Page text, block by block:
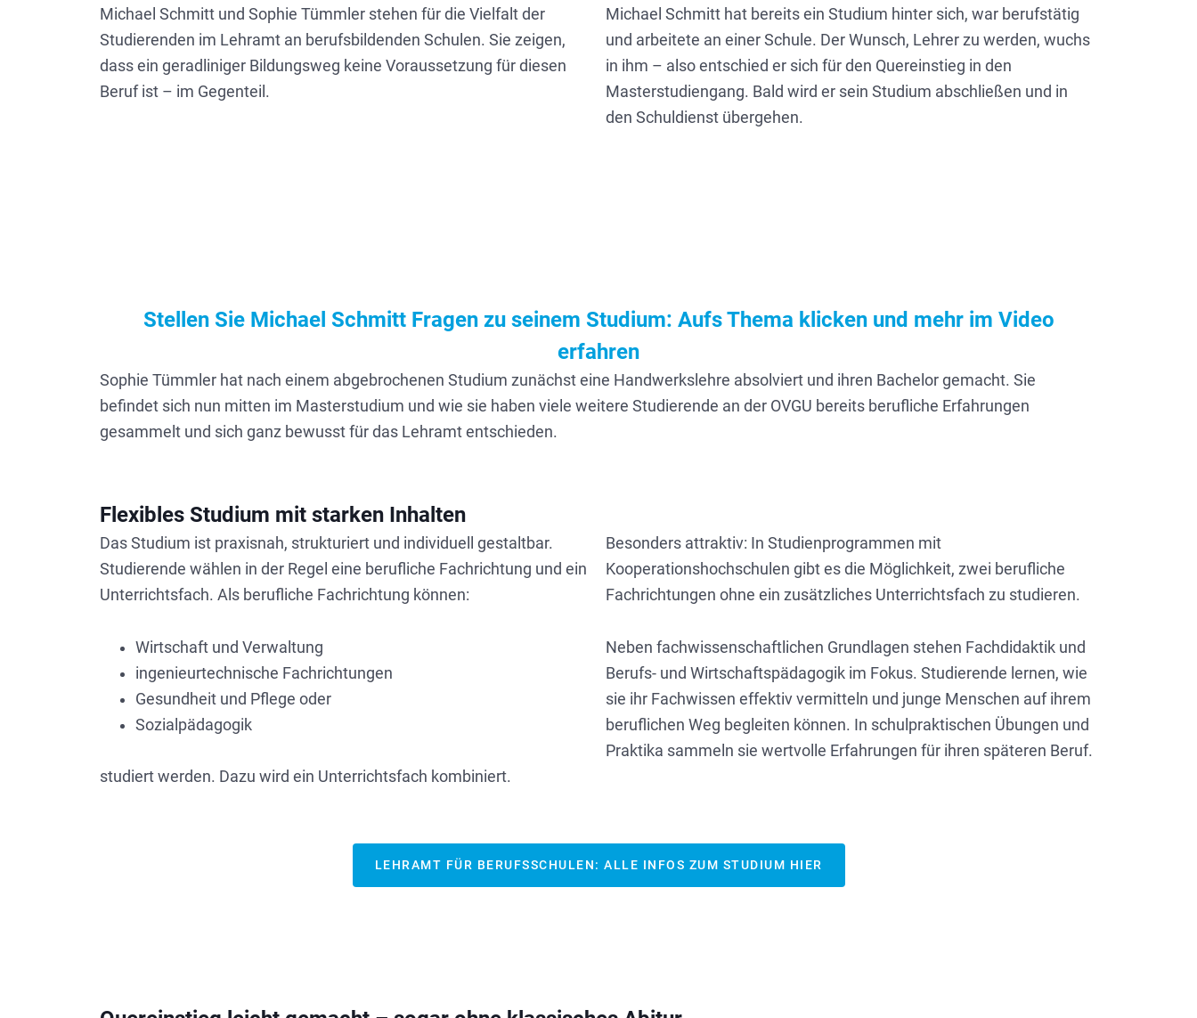
Michael Schmitt und Sophie Tümmler stehen für die Vielfalt der
Studierenden im Lehramt an berufsbildenden Schulen. Sie zeigen,
dass ein geradliniger Bildungsweg keine Voraussetzung für diesen
Beruf ist – im Gegenteil.
Michael Schmitt hat bereits ein Studium hinter sich, war berufstätig
und arbeitete an einer Schule. Der Wunsch, Lehrer zu werden, wuchs
in ihm – also entschied er sich für den Quereinstieg in den
Masterstudiengang. Bald wird er sein Studium abschließen und in
den Schuldienst übergehen.
Stellen Sie Michael Schmitt Fragen zu seinem Studium: Aufs Thema klicken und mehr im Video
erfahren
Sophie Tümmler hat nach einem abgebrochenen Studium zunächst eine Handwerkslehre absolviert und ihren Bachelor gemacht. Sie
befindet sich nun mitten im Masterstudium und wie sie haben viele weitere Studierende an der OVGU bereits berufliche Erfahrungen
gesammelt und sich ganz bewusst für das Lehramt entschieden.
Flexibles Studium mit starken Inhalten
Das Studium ist praxisnah, strukturiert und individuell gestaltbar.
Studierende wählen in der Regel eine berufliche Fachrichtung und ein
Unterrichtsfach. Als berufliche Fachrichtung können:
Wirtschaft und Verwaltung
ingenieurtechnische Fachrichtungen
Gesundheit und Pflege oder
Sozialpädagogik
studiert werden. Dazu wird ein Unterrichtsfach kombiniert.
Besonders attraktiv: In Studienprogrammen mit
Kooperationshochschulen gibt es die Möglichkeit, zwei berufliche
Fachrichtungen ohne ein zusätzliches Unterrichtsfach zu studieren.
Neben fachwissenschaftlichen Grundlagen stehen Fachdidaktik und
Berufs- und Wirtschaftspädagogik im Fokus. Studierende lernen, wie
sie ihr Fachwissen effektiv vermitteln und junge Menschen auf ihrem
beruflichen Weg begleiten können. In schulpraktischen Übungen und
Praktika sammeln sie wertvolle Erfahrungen für ihren späteren Beruf.
LEHRAMT FÜR BERUFSSCHULEN: ALLE INFOS ZUM STUDIUM HIER